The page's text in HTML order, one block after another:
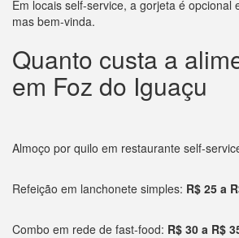
Em locais self-service, a gorjeta é opcional
mas bem-vinda.
Quanto custa a
em Foz do Iguaçu
Almoço por quilo em restaurante self-
Refeição em lanchonete simples: R$ 25 a
Combo em rede de fast-food: R$ 30 a R$